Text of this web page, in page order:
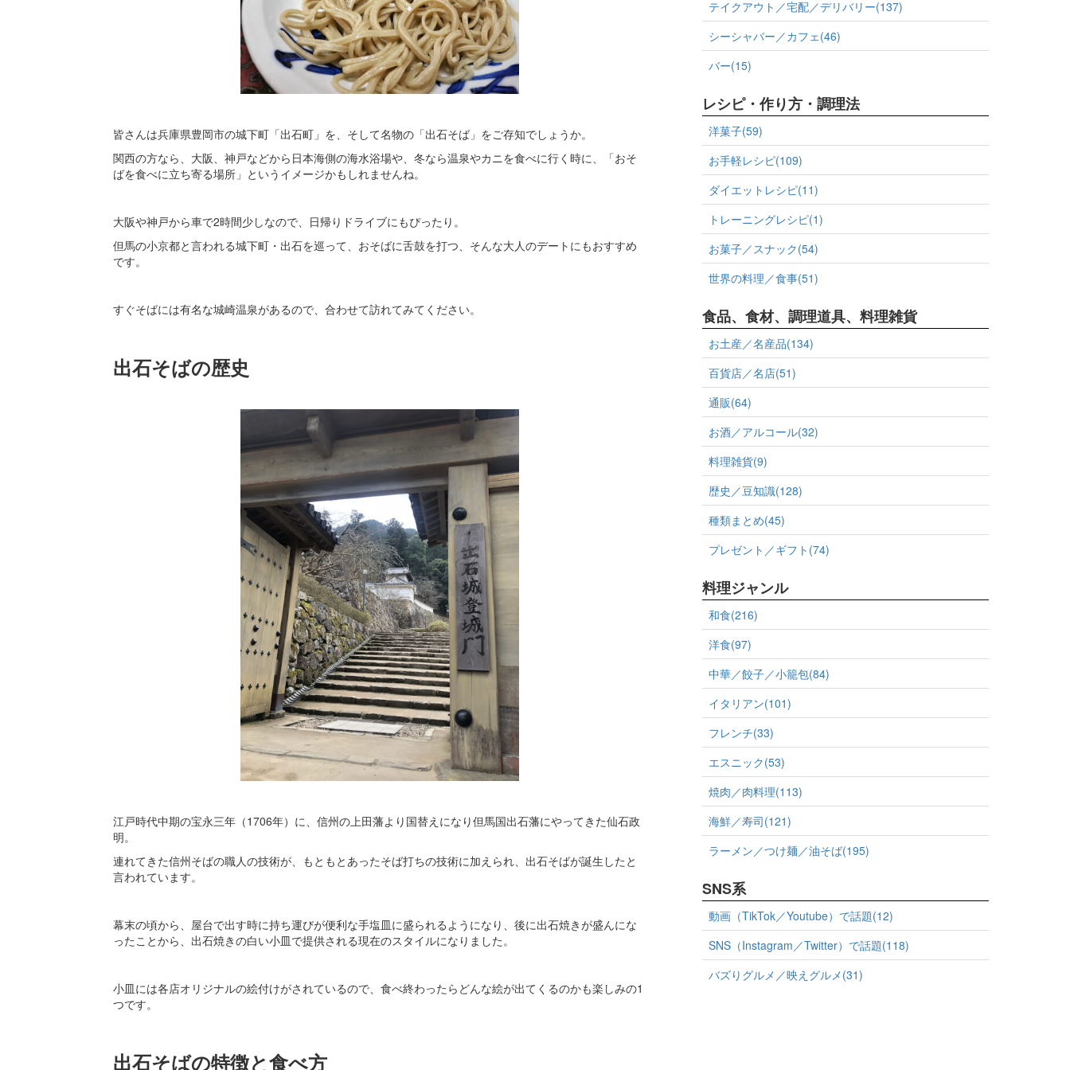
皆さんは兵庫県豊岡市の城下町「出石町」を、そして名物の「出石そば」をご存知でしょうか。
関西の方なら、大阪、神戸などから日本海側の海水浴場や、冬なら温泉やカニを食べに行く時に、「おそ
ばを食べに立ち寄る場所」というイメージかもしれませんね。
大阪や神戸から車で2時間少しなので、日帰りドライブにもぴったり。
但馬の小京都と言われる城下町・出石を巡って、おそばに舌鼓を打つ、そんな大人のデートにもおすすめ
です。
すぐそばには有名な城崎温泉があるので、合わせて訪れてみてください。
出石そばの歴史
江戸時代中期の宝永三年（1706年）に、信州の上田藩より国替えになり但馬国出石藩にやってきた仙石政
明。
連れてきた信州そばの職人の技術が、もともとあったそば打ちの技術に加えられ、出石そばが誕生したと
言われています。
幕末の頃から、屋台で出す時に持ち運びが便利な手塩皿に盛られるようになり、後に出石焼きが盛んにな
ったことから、出石焼きの白い小皿で提供される現在のスタイルになりました。
小皿には各店オリジナルの絵付けがされているので、食べ終わったらどんな絵が出てくるのかも楽しみの1
つです。
出石そばの特徴と食べ方
テイクアウト／宅配／デリバリー(137)
シーシャバー／カフェ(46)
バー(15)
レシピ・作り方・調理法
洋菓子(59)
お手軽レシピ(109)
ダイエットレシピ(11)
トレーニングレシピ(1)
お菓子／スナック(54)
世界の料理／食事(51)
食品、食材、調理道具、料理雑貨
お土産／名産品(134)
百貨店／名店(51)
通販(64)
お酒／アルコール(32)
料理雑貨(9)
歴史／豆知識(128)
種類まとめ(45)
プレゼント／ギフト(74)
料理ジャンル
和食(216)
洋食(97)
中華／餃子／小籠包(84)
イタリアン(101)
フレンチ(33)
エスニック(53)
焼肉／肉料理(113)
海鮮／寿司(121)
ラーメン／つけ麺／油そば(195)
SNS系
動画（TikTok／Youtube）で話題(12)
SNS（Instagram／Twitter）で話題(118)
バズりグルメ／映えグルメ(31)